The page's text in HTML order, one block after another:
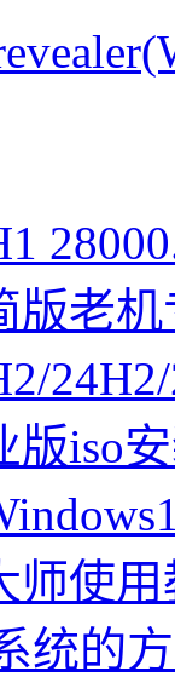
版老
版iso
师使
统的